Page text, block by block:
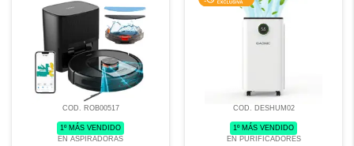
COD. ROB00517
1º MÁS VENDIDO
EN ASPIRADORAS
COD. DESHUM02
1º MÁS VENDIDO
EN PURIFICADORES